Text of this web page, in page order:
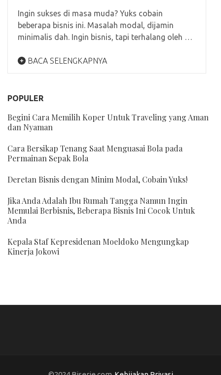
Ingin sukses di masa muda? Yuks cobain
beberapa bisnis ini. Masalah modal, dijamin
minimalis dah. Ingin bisnis, tapi terhalang oleh …
BACA SELENGKAPNYA
POPULER
Begini Cara Memilih Koper Untuk Traveling yang Aman
dan Nyaman
Cara Bersikap Tenang Saat Menguasai Bola pada
Permainan Sepak Bola
Deretan Bisnis dengan Minim Modal, Cobain Yuks!
Jika Anda Adalah Ibu Rumah Tangga Namun Ingin
Memulai Berbisnis, Beberapa Bisnis Ini Cocok Untuk
Anda
Kepala Staf Kepresidenan Moeldoko Mengungkap
Kinerja Jokowi